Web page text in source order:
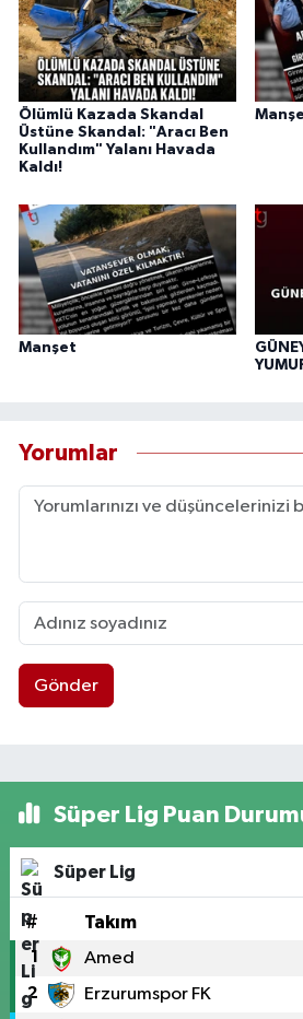
Ölümlü Kazada Skandal
Üstüne Skandal: "Aracı Ben
Kullandım" Yalanı Havada
Kaldı!
Manşet
Yorumlar
Gönder
Süper Lig Puan
Süper Lig
# Takım
1 Amed
2 Erzurumspor FK